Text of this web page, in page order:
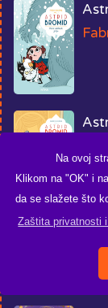
Na ovoj
Klikom na "OK" i
da se slažete što
Zaštita privatnosti